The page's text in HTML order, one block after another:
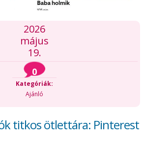
2026
május
19.
0
Kategóriák:
Ajánló
titkos ötlettára: Pinterest